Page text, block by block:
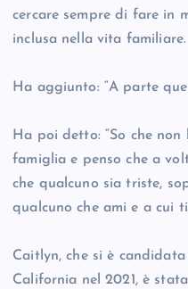
cercare sempre di fare in
inclusa nella vita familiare.
Ha aggiunto: “A parte
Ha poi detto: “So che
famiglia e penso che a
che qualcuno sia triste,
qualcuno che ami e a cui
Caitlyn, che si è
California nel 2021, è